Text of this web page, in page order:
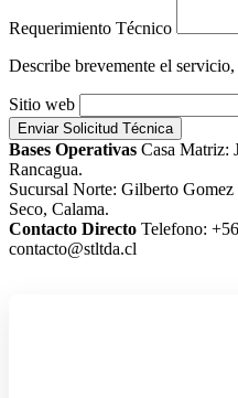
Requerimiento Técnico
Describe brevemente el
Sitio web
Enviar Solicitud Técnica
Bases Operativas Casa Matriz:
Rancagua.
Sucursal Norte: Gilberto
Seco, Calama.
Contacto Directo Telefono:
contacto@stltda.cl